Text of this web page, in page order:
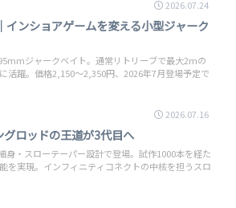
2026.07.24
インショアゲームを変える小型ジャーク
ジャークベイト。通常リトリーブで最大2mの
活躍。価格2,150〜2,350円、2026年7月登場予定で
2026.07.16
ロッドの王道が3代目へ
・スローテーパー設計で登場。試作1000本を経た
を実現。インフィニティコネクトの中核を担うスロ